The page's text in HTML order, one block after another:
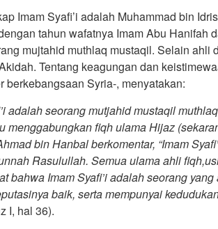
Imam Syafi’i adalah Muhammad bin
tahun wafatnya Imam Abu Hanifah
mujtahid muthlaq mustaqil. Selain
Tentang keagungan dan
berkebangsaan Syria-, menyatakan:
adalah seorang mutjahid mustaqil
menggabungkan fiqh ulama Hijaz
bin Hanbal berkomentar, “Imam
Rasulullah. Semua ulama ahli
bahwa Imam Syafi’i adalah seorang
baik, serta mempunyai
I, hal 36).